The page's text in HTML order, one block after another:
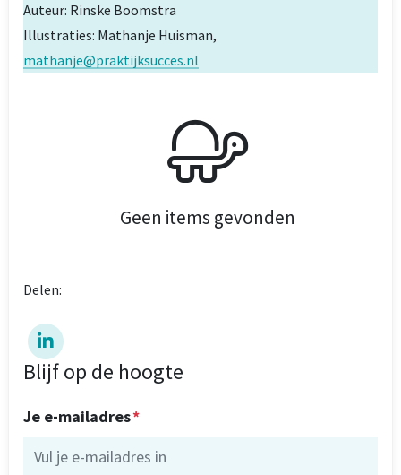
Auteur: Rinske Boomstra
Illustraties: Mathanje Huisman,
mathanje@praktijksucces.nl
Geen items gevonden
Delen:
Blijf op de hoogte
Je e-mailadres*